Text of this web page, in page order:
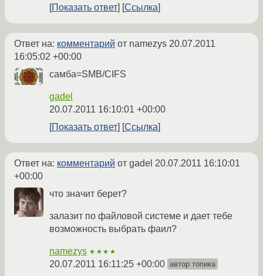
Показать ответ Ссылка
Ответ на: комментарий от namezys 20.07.2011
16:05:02 +00:00
самба=SMB/CIFS
gadel
20.07.2011 16:10:01 +00:00
Показать ответ
Ссылка
Ответ на: комментарий от gadel 20.07.2011 16:10:01
+00:00
что значит берет?
залазит по файловой системе и дает тебе
возможность выбрать фаил?
namezys ★★★★
20.07.2011 16:11:25 +00:00 автор топика